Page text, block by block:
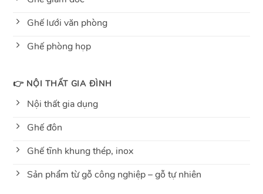
Ghế lưới văn phòng
Ghế phòng họp
👉 NỘI THẤT GIA ĐÌNH
Nội thất gia dụng
Ghế đôn
Ghế tĩnh khung thép, inox
Sản phẩm từ gỗ công nghiệp – gỗ tự nhiên